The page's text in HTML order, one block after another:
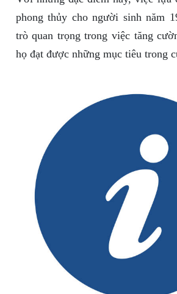
phong thủy cho người sinh năm
trò quan trọng trong việc tăng
họ đạt được những mục tiêu trong